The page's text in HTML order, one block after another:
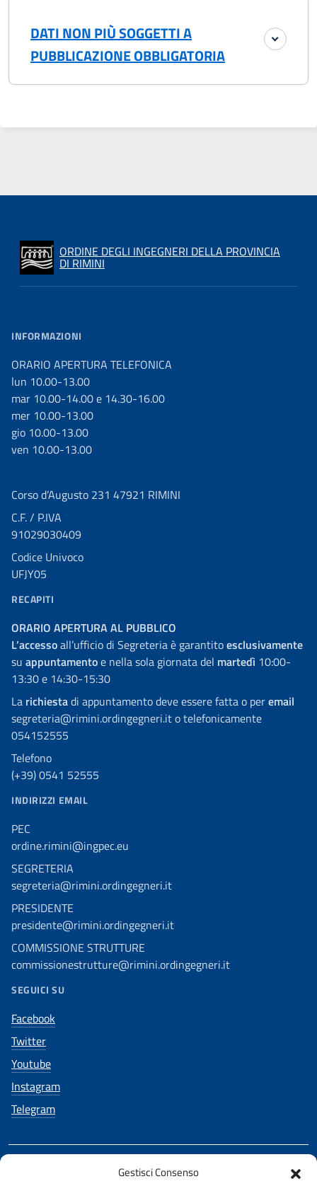
Gestisci Consenso
DATI NON PIÙ SOGGETTI A
PUBBLICAZIONE OBBLIGATORIA
ORDINE DEGLI INGEGNERI DELLA PROVINCIA
DI RIMINI
INFORMAZIONI
ORARIO APERTURA TELEFONICA
lun 10.00-13.00
mar 10.00-14.00 e 14.30-16.00
mer 10.00-13.00
gio 10.00-13.00
ven 10.00-13.00
Corso d’Augusto 231 47921 RIMINI
C.F. / P.IVA
91029030409
Codice Univoco
UFJY05
RECAPITI
ORARIO APERTURA AL PUBBLICO
L’accessoall’ufficio di Segreteria è garantitoesclusivamente
su appuntamentoe nella sola giornata del martedì 10:00-
13:30 e 14:30-15:30
La richiestadi appuntamento deve essere fatta o peremail
segreteria@rimini.ordingegneri.it o telefonicamente
054152555
Telefono
(+39) 0541 52555
INDIRIZZI EMAIL
PEC
ordine.rimini@ingpec.eu
SEGRETERIA
segreteria@rimini.ordingegneri.it
PRESIDENTE
presidente@rimini.ordingegneri.it
COMMISSIONE STRUTTURE
commissionestrutture@rimini.ordingegneri.it
SEGUICI SU
Facebook
Twitter
Youtube
Instagram
Telegram
REALIZZATO CON LA COLLABORAZIONE DI